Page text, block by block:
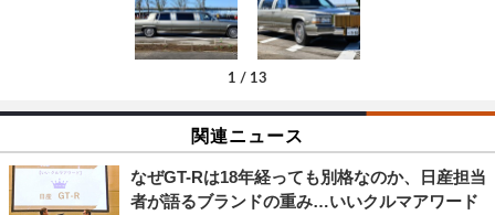
1 / 13
関連ニュース
なぜGT-Rは18年経っても別格なのか、日産担当
者が語るブランドの重み…いいクルマアワード